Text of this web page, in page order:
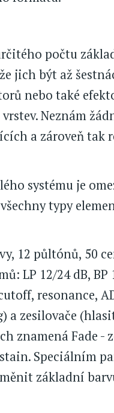
počtu
jich být až
nebo také
Neznám
a zároveň tak
systému je
typy
12 půltónů, 50
LP 12/24 dB, BP
resonance,
a zesilovače
znamená Fade -
Speciálním
základní